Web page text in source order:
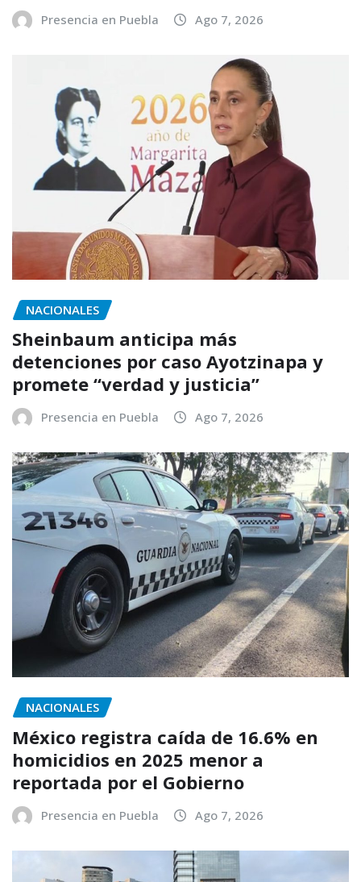
Presencia en Puebla Ago 7, 2026
NACIONALES
Sheinbaum anticipa más
detenciones por caso Ayotzinapa y
promete “verdad y justicia”
Presencia en Puebla Ago 7, 2026
NACIONALES
México registra caída de 16.6% en
homicidios en 2025 menor a
reportada por el Gobierno
Presencia en Puebla Ago 7, 2026